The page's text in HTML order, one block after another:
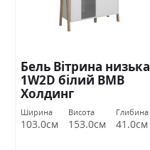
Бель Вітрина низька
1W2D білий ВМВ
Холдинг
Ширина
103.0см
Висота
153.0см
Глибина
41.0см